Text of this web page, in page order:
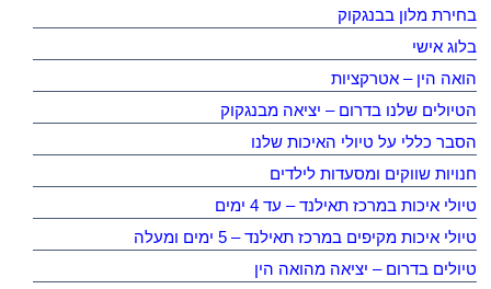
בחירת מלון בבנגקוק
בלוג אישי
הואה הין – אטרקציות
הטיולים שלנו בדרום – יציאה מבנגקוק
הסבר כללי על טיולי האיכות שלנו
חנויות שווקים ומסעדות לילדים
טיולי איכות במרכז תאילנד – עד 4 ימים
טיולי איכות מקיפים במרכז תאילנד – 5 ימים ומעלה
טיולים בדרום – יציאה מהואה הין